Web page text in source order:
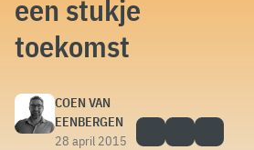
een stukje
toekomst
COEN VAN
EENBERGEN
28 april 2015